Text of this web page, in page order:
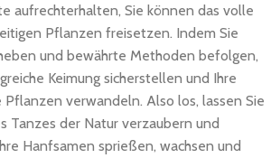
aufrechterhalten, Sie können das volle
Pflanzen freisetzen. Indem Sie
und bewährte Methoden befolgen,
Keimung sicherstellen und Ihre
verwandeln. Also los, lassen Sie
Tanzes der Natur verzaubern und
Hanfsamen sprießen, wachsen und